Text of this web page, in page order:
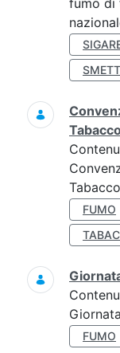
fumo di
Tabacco
FUMO
FUMO